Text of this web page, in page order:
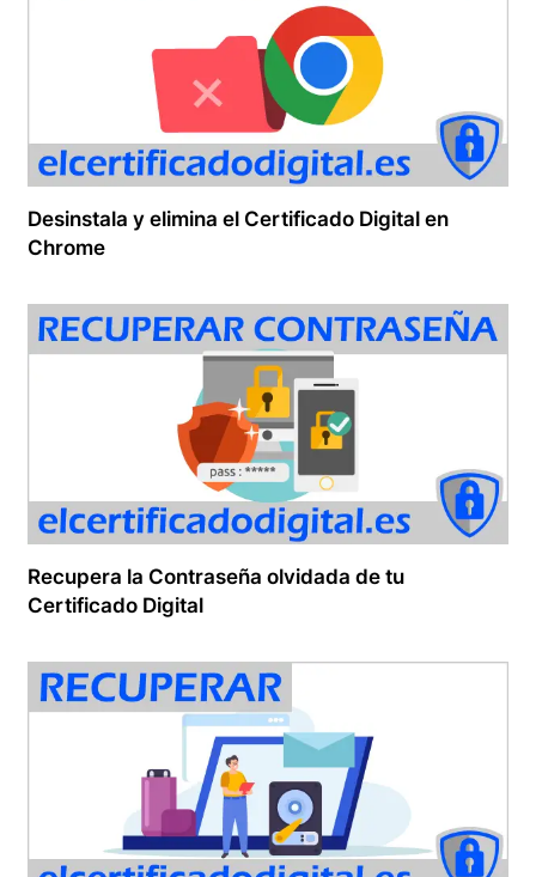
Desinstala y elimina el Certificado Digital en
Chrome
Recupera la Contraseña olvidada de tu
Certificado Digital